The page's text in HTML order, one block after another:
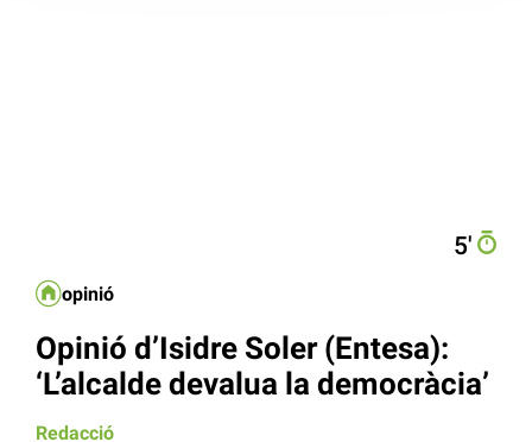
5′
opinió
Opinió d’Isidre Soler (Entesa):
‘L’alcalde devalua la democràcia’
Redacció